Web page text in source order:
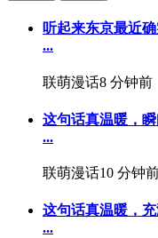
听起来东京最近
...
联萌漫话8 分钟前
这句话真温暖，
...
联萌漫话10 分钟
这句话真温暖，
...